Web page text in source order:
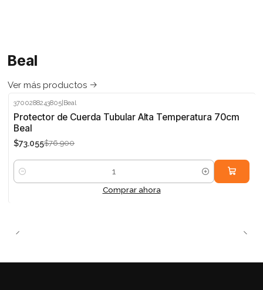
Beal
Ver más productos
-5%
3700288243805 Beal
Protector de Cuerda Tubular Alta Temperatura 70cm
Beal
$73.055$76.900
Cantidad
Comprar ahora